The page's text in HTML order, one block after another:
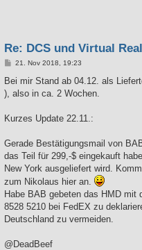
Re: DCS und Virtual
B
i
r
21. Nov 2018, 19:23
Bei mir Stand ab 04.12. als
), also in ca. 2 Wochen.
Kurzes Update 22.11.:
Gerade Bestätigungsmail von
das Teil für 299,-$ eingekauft
New York ausgeliefert wird.
zum Nikolaus hier an.
Habe BAB gebeten das HMD mit
8528 5210 bei FedEX zu
Deutschland zu vermeiden.
@DeadBeef